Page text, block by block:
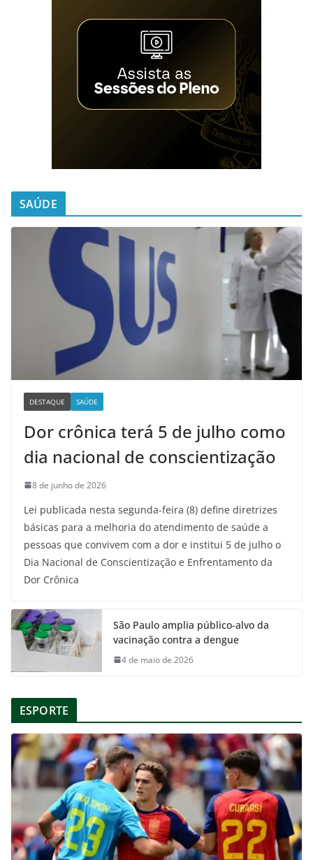
SAÚDE
DESTAQUE SAÚDE
Dor crônica terá 5 de julho como
dia nacional de conscientização
8 de junho de 2026
Lei publicada nesta segunda-feira (8) define diretrizes
básicas para a melhoria do atendimento de saúde a
pessoas que convivem com a dor e institui 5 de julho o
Dia Nacional de Conscientização e Enfrentamento da
Dor Crônica
São Paulo amplia público-alvo da
vacinação contra a dengue
4 de maio de 2026
ESPORTE